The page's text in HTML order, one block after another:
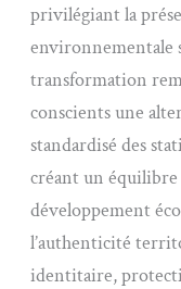
privilégiant la
environnementale
transformation
conscients une
standardisé des
créant un équilibre
développement
l’authenticité
identitaire,